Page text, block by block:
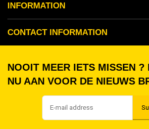
INFORMATION
CONTACT INFORMATION
NOOIT MEER IETS MISSEN ?
NU AAN VOOR DE NIEUWS